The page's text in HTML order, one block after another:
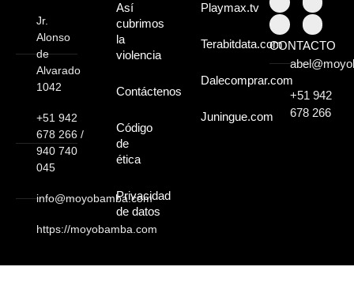
sorprendentes,
¡Descúbrelos!
Jr.
Alonso
de
Alvarado
1042
+51 942
678 266 /
940 740
045
info@moyobamba.com
https://moyobamba.com
Así
cubrimos
la
violencia
Contáctenos
Código
de
ética
Privacidad
de datos
Playmax.tv
Terabitdata.com
Dalecomprar.com
Juningue.com
CONTACTO
+51 942
678 266